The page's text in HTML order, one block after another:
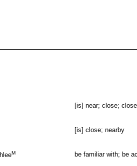
[is] near; close;
[is] close; nearby
M be familiar with; be